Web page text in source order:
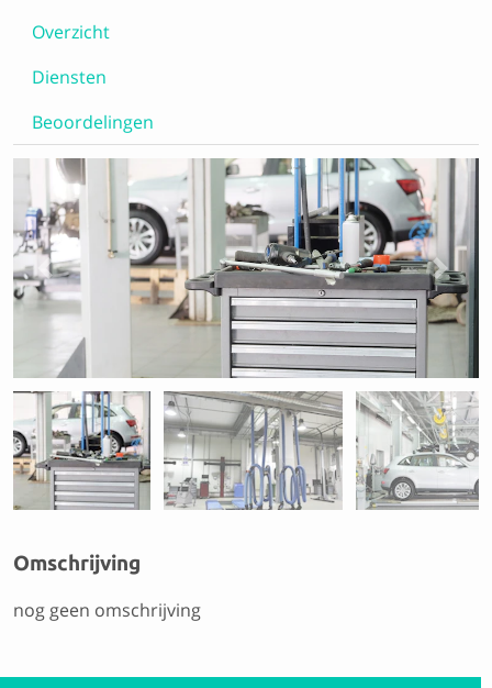
Overzicht
Diensten
Beoordelingen
Previous Next
Omschrijving
nog geen omschrijving